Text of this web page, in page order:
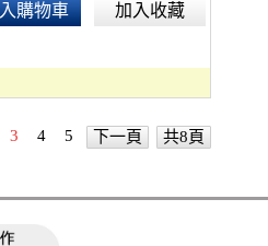
購物車 加入收藏
3 4 5 下一頁 共8頁